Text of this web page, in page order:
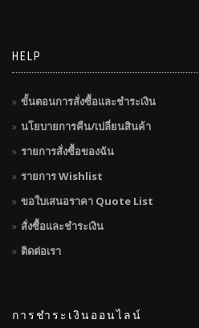
HELP
ขั้นตอนการสั่งซื้อและชำระเงิน
นโยบายการคืน/เปลี่ยนสินค้า
รายการสั่งซื้อของฉัน
รายการ Wishlist
ขอใบเสนอราคา Quote List
สั่งซื้อและชำระเงิน
ติดต่อเรา
การชำระเงินออนไลน์